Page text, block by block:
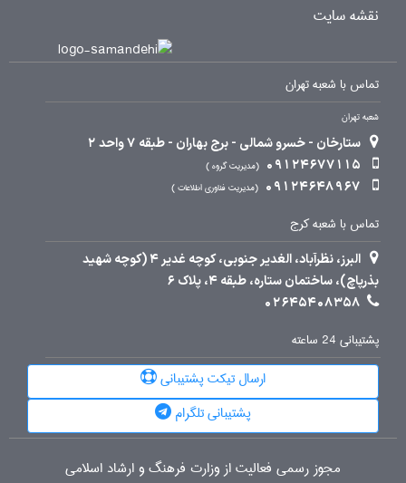
نقشه سایت
تماس با شعبه تهران
شعبه تهران
ستارخان - خسرو شمالی - برج بهاران - طبقه 7 واحد 2
09124677115
مدیریت گروه
09124648967 مدیریت فناوری اطلاعات
تماس با شعبه کرج
البرز، نظرآباد، الغدیر جنوبی، کوچه غدیر 4 (کوچه شهید
بذرپاچ)، ساختمان ستاره، طبقه 4، پلاک 6
02645408358
پشتیبانی 24 ساعته
ارسال تیکت پشتیبانی
پشتیبانی تلگرام
مجوز رسمی فعالیت از وزارت فرهنگ و ارشاد اسلامی